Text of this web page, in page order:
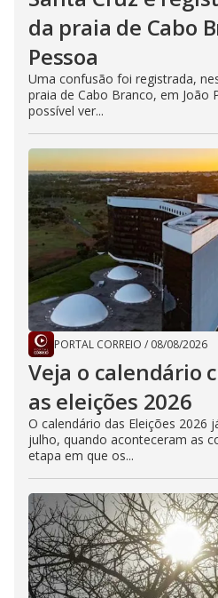
da praia de Cabo
Pessoa
Uma confusão foi registrada,
praia de Cabo Branco, em João
possível ver...
PORTAL CORREIO / 08/08/2026
Veja o calendário
as eleições 2026
O calendário das Eleições 2026
julho, quando aconteceram as
etapa em que os...